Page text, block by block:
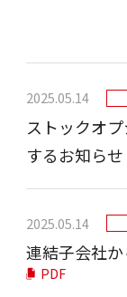
2025.05.14
ストックオ
するお知らせ
2025.05.14
連結子会社
PDF